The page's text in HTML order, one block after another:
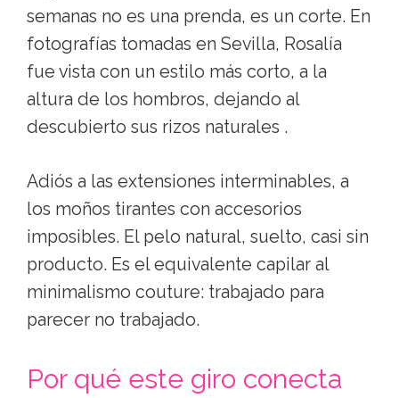
semanas no es una prenda, es un corte. En
fotografías tomadas en Sevilla, Rosalía
fue vista con un estilo más corto, a la
altura de los hombros, dejando al
descubierto sus rizos naturales .
Adiós a las extensiones interminables, a
los moños tirantes con accesorios
imposibles. El pelo natural, suelto, casi sin
producto. Es el equivalente capilar al
minimalismo couture: trabajado para
parecer no trabajado.
Por qué este giro conecta